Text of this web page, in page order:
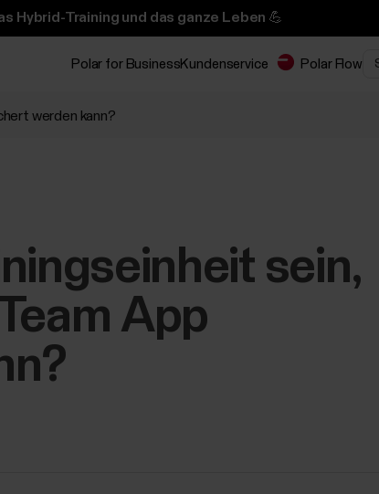
Hybrid-Training und das ganze Leben 💪
Polar for BusinessKundenservice Polar Flow
werden kann?
sein,
App